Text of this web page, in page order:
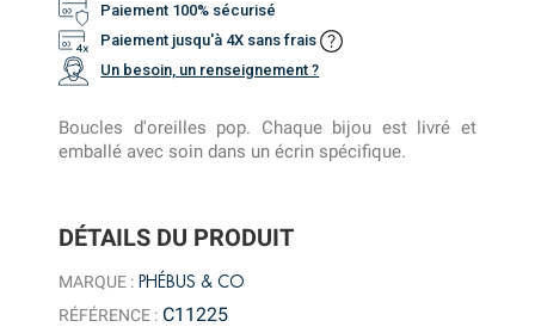
DÉTAILS DU PRODUIT
MARQUE : PHÉBUS & CO
RÉFÉRENCE : C11225
Paiement 100% sécurisé
Paiement jusqu'à 4X sans frais
Un besoin, un renseignement ?
Boucles d'oreilles pop. Chaque bijou est livré et
emballé avec soin dans un écrin spécifique.